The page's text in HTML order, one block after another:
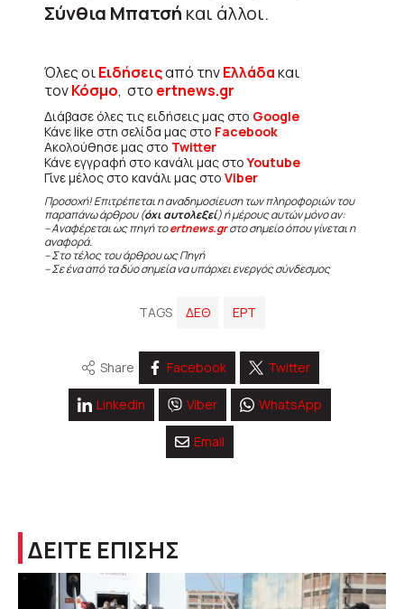
Σύνθια Μπατσή και άλλοι.
Όλες οιΕιδήσειςαπό τηνΕλλάδακαι
τονΚόσμο, στο ertnews.gr
Διάβασε όλες τις ειδήσεις μας στο Google
Κάνε like στη σελίδα μας στο Facebook
Ακολούθησε μας στο Twitter
Κάνε εγγραφή στο κανάλι μας στοYoutube
Γίνε μέλος στο κανάλι μας στο Viber
Προσοχή! Επιτρέπεται η αναδημοσίευση των πληροφοριών του
παραπάνω άρθρου (όχι αυτολεξεί) ή μέρους αυτών μόνο αν:
– Αναφέρεται ως πηγή τοertnews.grστο σημείο όπου γίνεται η
αναφορά.
– Στο τέλος του άρθρου ως Πηγή
– Σε ένα από τα δύο σημεία να υπάρχει ενεργός σύνδεσμος
TAGS ΔΕΘ ΕΡΤ
Share Facebook Twitter
Linkedin Viber WhatsApp
Email
ΔΕΙΤΕ ΕΠΙΣΗΣ